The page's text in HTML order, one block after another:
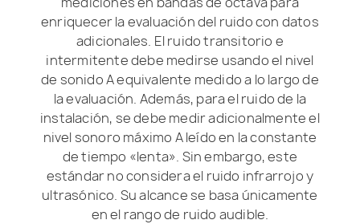
enriquecer la evaluación del ruido con datos
adicionales. El ruido transitorio e
intermitente debe medirse usando el nivel
de sonido A equivalente medido a lo largo de
la evaluación. Además, para el ruido de la
instalación, se debe medir adicionalmente el
nivel sonoro máximo A leído en la constante
de tiempo «lenta». Sin embargo, este
estándar no considera el ruido infrarrojo y
ultrasónico. Su alcance se basa únicamente
en el rango de ruido audible.